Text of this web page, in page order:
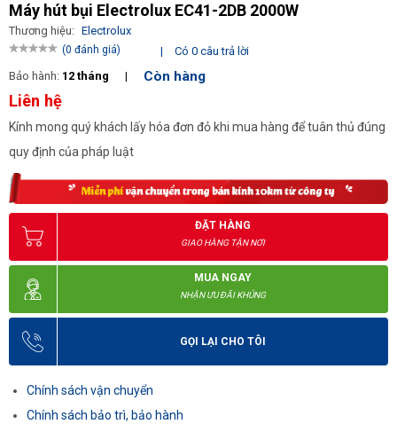
Máy hút bụi Electrolux EC41-2DB 2000W
Thương hiệu: Electrolux
(0 đánh giá) |
Có 0 câu trả lời
Bảo hành: 12 tháng | Còn hàng
Liên hệ
Kính mong quý khách lấy hóa đơn đỏ khi mua hàng để tuân thủ đúng
quy định của pháp luật
ĐẶT HÀNG
GIAO HÀNG TẬN NƠI
MUA NGAY
NHẬN ƯU ĐÃI KHỦNG
GỌI LẠI CHO TÔI
Chính sách vận chuyển
Chính sách bảo trì, bảo hành